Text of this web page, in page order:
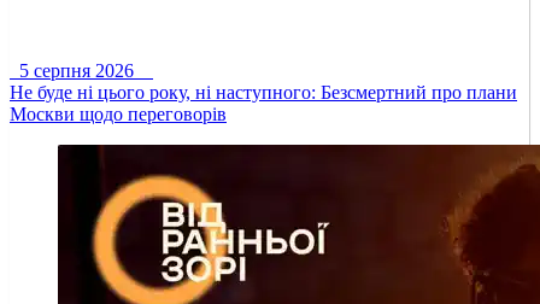
5 серпня 2026
Не буде ні цього року, ні наступного: Безсмертний про плани
Москви щодо переговорів